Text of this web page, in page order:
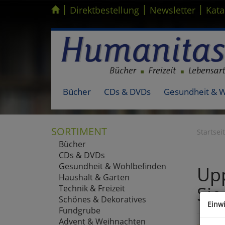
Kompletten Head der Seite überspringen
| Direktbestellung | Newsletter |
Bücher CDs & DVDs Gesundheit &
SORTIMENT
Bücher
CDs & DVDs
Gesundheit & Wohlbefinden
Haushalt & Garten
Technik & Freizeit
Schönes & Dekoratives
Fundgrube
Advent & Weihnachten